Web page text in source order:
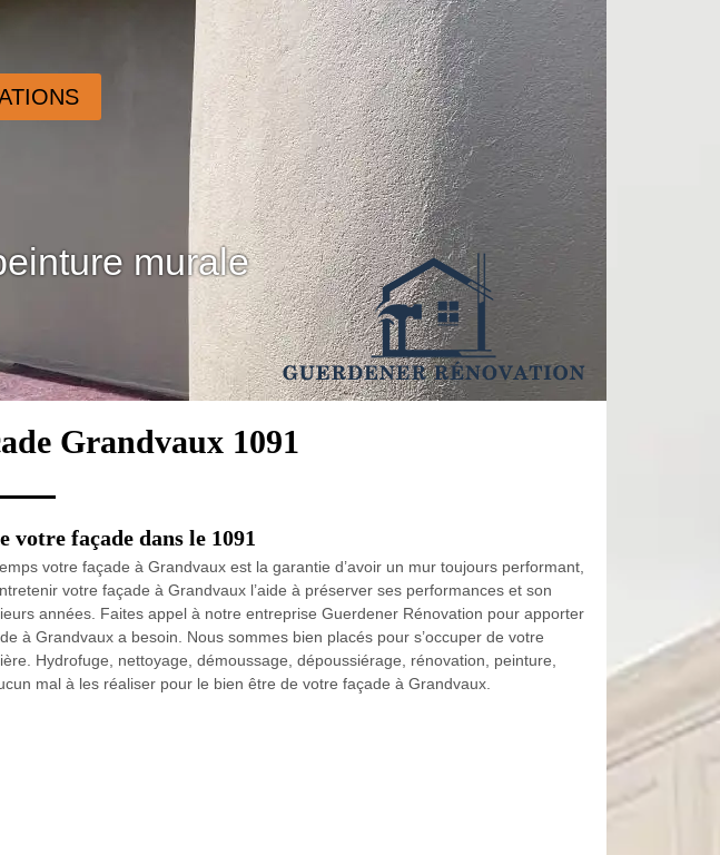
murale
Grandvaux 1091
votre façade dans le 1091
votre façade à Grandvaux est la garantie d’avoir un mur toujours performant,
votre façade à Grandvaux l’aide à préserver ses performances et son
années. Faites appel à notre entreprise Guerdener Rénovation pour apporter
à Grandvaux a besoin. Nous sommes bien placés pour s’occuper de votre
Hydrofuge, nettoyage, démoussage, dépoussiérage, rénovation, peinture,
mal à les réaliser pour le bien être de votre façade à Grandvaux.